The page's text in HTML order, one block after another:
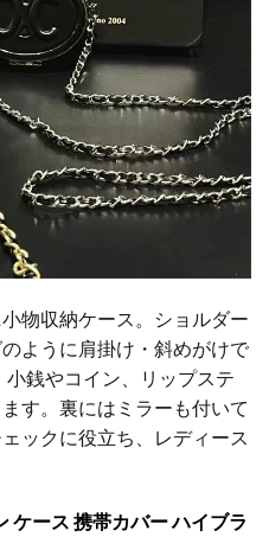
物収納ケース。ショルダー
ように肩掛け・斜めがけで
銭やコイン、リップステ
す。裏にはミラーも付いて
ックに役立ち、レディース
ケース 携帯カバー ハイブラ